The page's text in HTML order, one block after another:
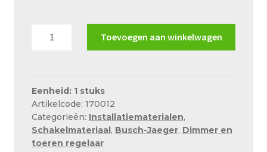
Ons team
Sample Page
Service en onderhoud
voor
2247/50+6534/60
aantal
Toevoegen aan winkelwagen
Eenheid: 1 stuks
Artikelcode: 170012
Categorieën: Installatiematerialen,
Schakelmateriaal, Busch-Jaeger, Dimmer en
toeren regelaar